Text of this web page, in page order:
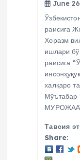
June
раисига
Хоразм
ишлари
раисига
халқаро
Тавсия
Share: